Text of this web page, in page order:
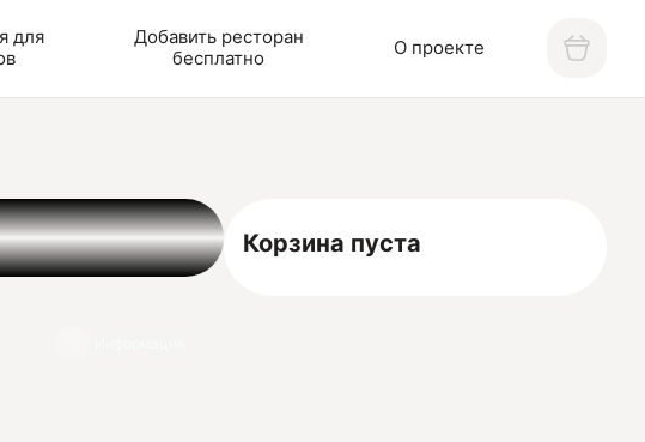
для
Добавить ресторан
бесплатно
О проекте
Корзина пуста